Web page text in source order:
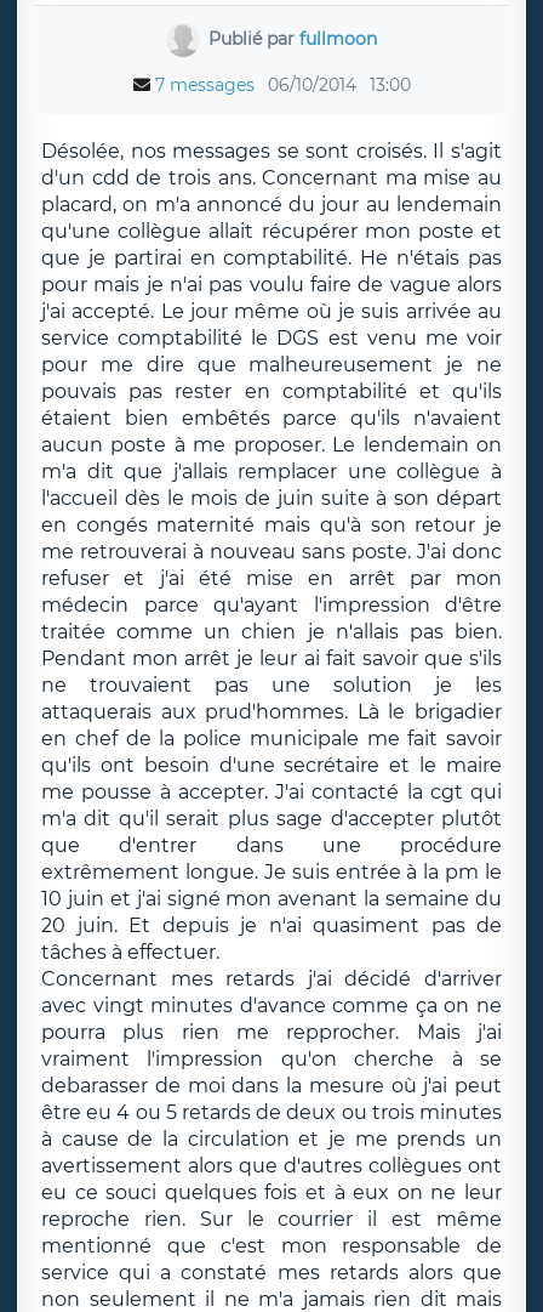
Publié parfullmoon
7 messages 06/10/2014 13:00
Désolée, nos messages se sont croisés. Il s'agit
d'un cdd de trois ans. Concernant ma mise au
placard, on m'a annoncé du jour au lendemain
qu'une collègue allait récupérer mon poste et
que je partirai en comptabilité. He n'étais pas
pour mais je n'ai pas voulu faire de vague alors
j'ai accepté. Le jour même où je suis arrivée au
service comptabilité le DGS est venu me voir
pour me dire que malheureusement je ne
pouvais pas rester en comptabilité et qu'ils
étaient bien embêtés parce qu'ils n'avaient
aucun poste à me proposer. Le lendemain on
m'a dit que j'allais remplacer une collègue à
l'accueil dès le mois de juin suite à son départ
en congés maternité mais qu'à son retour je
me retrouverai à nouveau sans poste. J'ai donc
refuser et j'ai été mise en arrêt par mon
médecin parce qu'ayant l'impression d'être
traitée comme un chien je n'allais pas bien.
Pendant mon arrêt je leur ai fait savoir que s'ils
ne trouvaient pas une solution je les
attaquerais aux prud'hommes. Là le brigadier
en chef de la police municipale me fait savoir
qu'ils ont besoin d'une secrétaire et le maire
me pousse à accepter. J'ai contacté la cgt qui
m'a dit qu'il serait plus sage d'accepter plutôt
que d'entrer dans une procédure
extrêmement longue. Je suis entrée à la pm le
10 juin et j'ai signé mon avenant la semaine du
20 juin. Et depuis je n'ai quasiment pas de
tâches à effectuer.
Concernant mes retards j'ai décidé d'arriver
avec vingt minutes d'avance comme ça on ne
pourra plus rien me repprocher. Mais j'ai
vraiment l'impression qu'on cherche à se
debarasser de moi dans la mesure où j'ai peut
être eu 4 ou 5 retards de deux ou trois minutes
à cause de la circulation et je me prends un
avertissement alors que d'autres collègues ont
eu ce souci quelques fois et à eux on ne leur
reproche rien. Sur le courrier il est même
mentionné que c'est mon responsable de
service qui a constaté mes retards alors que
non seulement il ne m'a jamais rien dit mais